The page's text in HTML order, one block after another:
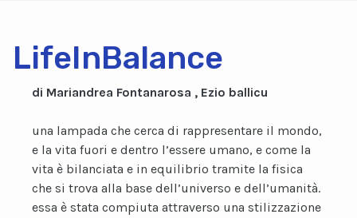
LifeInBalance
di Mariandrea Fontanarosa , Ezio ballicu
una lampada che cerca di rappresentare il mondo,
e la vita fuori e dentro l’essere umano, e come la
vita è bilanciata e in equilibrio tramite la fisica
che si trova alla base dell’universo e dell’umanità.
essa è stata compiuta attraverso una stilizzazione